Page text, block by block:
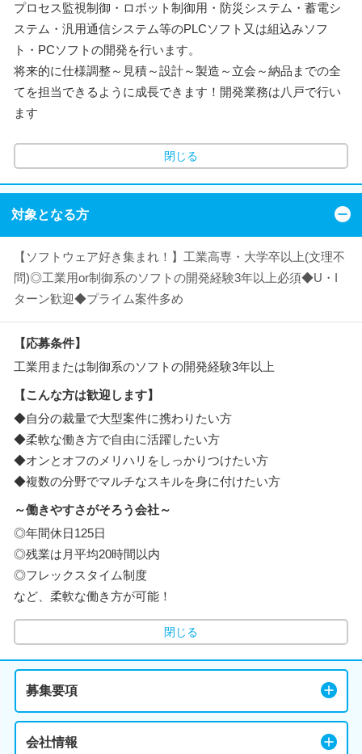
プロセス監視制御・ロボット制御用・防災システム・蓄電シ
ステム・汎用通信システム等のPLCソフト又は組込みソフ
ト・PCソフトの開発を行います。
将来的に仕様調整～見積～設計～製造～立会～納品までの全
てを担当できるように成長できます！開発業務は八戸で行い
ます
閉じる
対象となる方
【ソフトウェア好き集まれ！】工業高専・大学卒以上(文理不
問)◎工業用or制御系のソフトの開発経験3年以上必須◆U・I
ターン歓迎◆プライム案件多め
【応募条件】
工業用または制御系のソフトの開発経験3年以上
【こんな方は歓迎します】
◆自分の裁量で大型案件に携わりたい方
◆柔軟な働き方で自由に活躍したい方
◆オンとオフのメリハリをしっかりつけたい方
◆複数の分野でマルチなスキルを身に付けたい方
～働きやすさがそろう会社～
◎年間休日125日
◎残業は月平均20時間以内
◎フレックスタイム制度
など、柔軟な働き方が可能！
閉じる
募集要項
会社情報